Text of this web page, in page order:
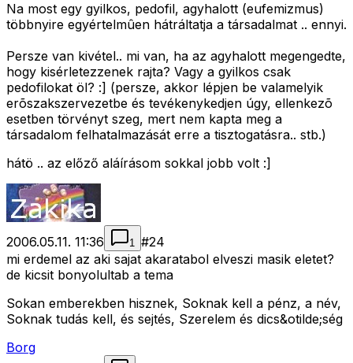
Na most egy gyilkos, pedofil, agyhalott (eufemizmus)
többnyire egyértelmûen hátráltatja a társadalmat .. ennyi.
Persze van kivétel.. mi van, ha az agyhalott megengedte,
hogy kisérletezzenek rajta? Vagy a gyilkos csak
pedofilokat öl? :] (persze, akkor lépjen be valamelyik
erõszakszervezetbe és tevékenykedjen úgy, ellenkezõ
esetben törvényt szeg, mert nem kapta meg a
társadalom felhatalmazását erre a tisztogatásra.. stb.)
hátö .. az előző aláírásom sokkal jobb volt :]
2006.05.11. 11:36 1 #24
mi erdemel az aki sajat akaratabol elveszi masik eletet?
de kicsit bonyolultab a tema
Sokan emberekben hisznek, Soknak kell a pénz, a név,
Soknak tudás kell, és sejtés, Szerelem és dics&otilde;ség
Borg